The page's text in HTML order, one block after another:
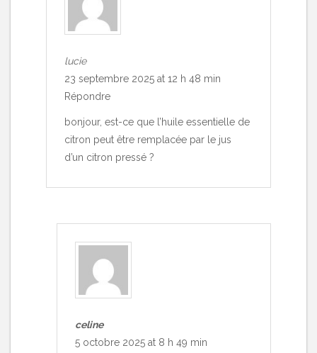
lucie
23 septembre 2025 at 12 h 48 min
Répondre
bonjour, est-ce que l’huile essentielle de
citron peut être remplacée par le jus
d’un citron pressé ?
celine
5 octobre 2025 at 8 h 49 min